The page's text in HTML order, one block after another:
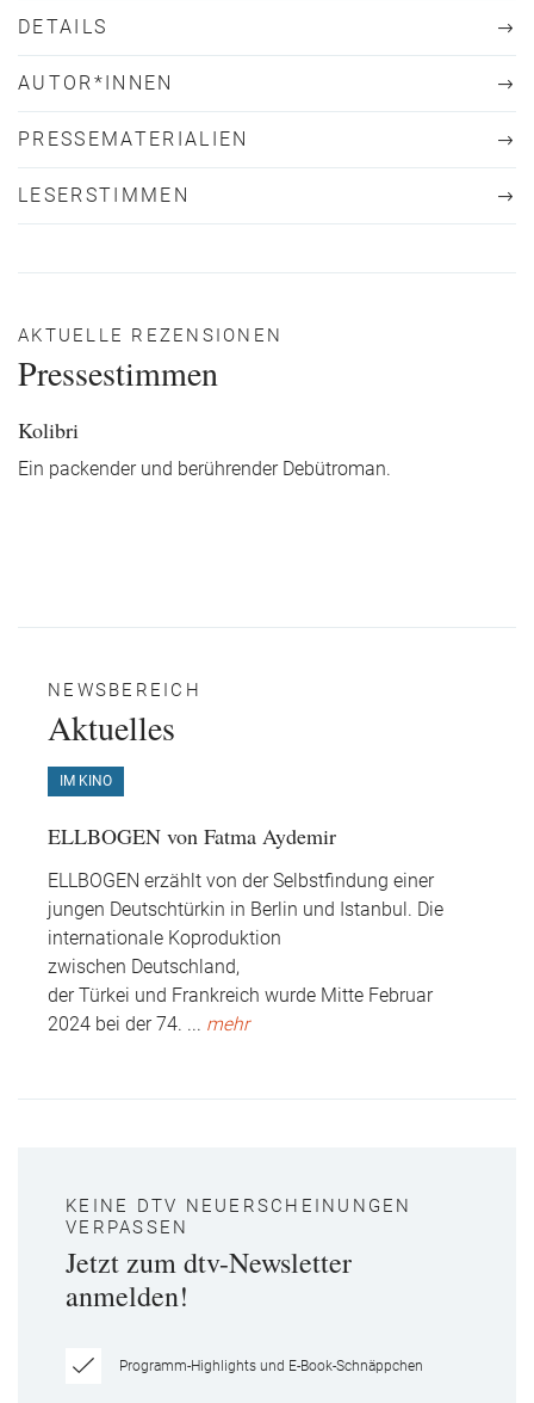
DETAILS
AUTOR*INNEN
PRESSEMATERIALIEN
LESERSTIMMEN
AKTUELLE REZENSIONEN
Pressestimmen
Kolibri
Ein packender und berührender Debütroman.
NEWSBEREICH
Aktuelles
IM KINO
ELLBOGEN von Fatma Aydemir
ELLBOGEN erzählt von der Selbstfindung einer
jungen Deutschtürkin in Berlin und Istanbul. Die
internationale Koproduktion
zwischen Deutschland,
der Türkei und Frankreich wurde Mitte Februar
2024 bei der 74. ... mehr
KEINE DTV NEUERSCHEINUNGEN
VERPASSEN
Jetzt zum dtv-Newsletter
anmelden!
Programm-Highlights und E-Book-Schnäppchen